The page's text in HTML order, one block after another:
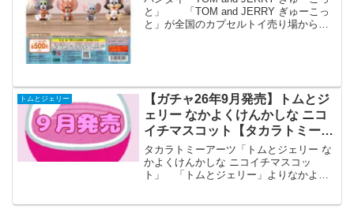
と」 「TOM and JERRY ぎゅーこっ
と」が全国のカプセルトイ売り場から発
トムとジェリー
【ガチャ26年9月発売】トムとジ
ェリー なかよくけんかしな ニコ
イチマスコット【タカラトミーア
ーツ】
タカラトミーアーツ「トムとジェリー な
かよくけんかしな ニコイチマスコッ
ト」 「トムとジェリー」よりなかよく